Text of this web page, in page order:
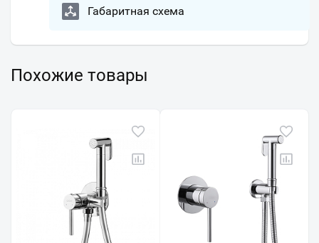
Габаритная схема
Похожие товары